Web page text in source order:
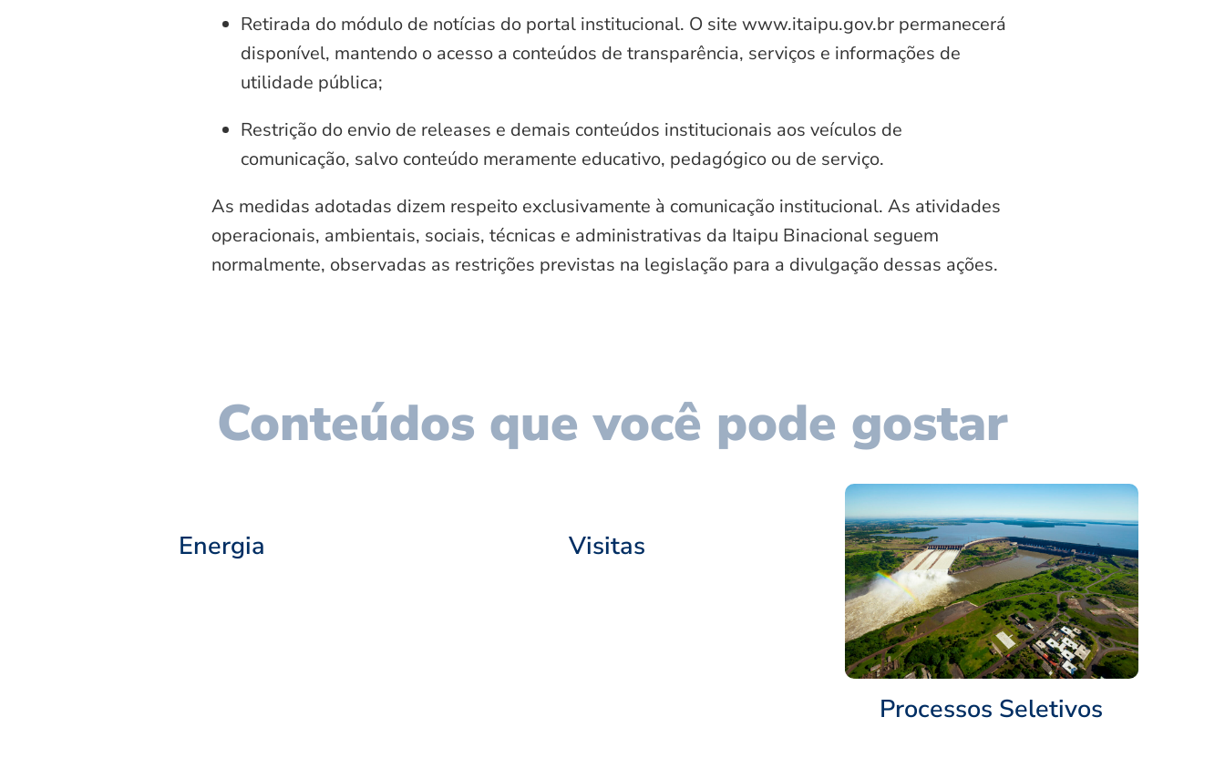
Retirada do módulo de notícias do portal institucional. O site www.itaipu.gov.br permanecerá
disponível, mantendo o acesso a conteúdos de transparência, serviços e informações de
utilidade pública;
Restrição do envio de releases e demais conteúdos institucionais aos veículos de
comunicação, salvo conteúdo meramente educativo, pedagógico ou de serviço.
As medidas adotadas dizem respeito exclusivamente à comunicação institucional. As atividades
operacionais, ambientais, sociais, técnicas e administrativas da Itaipu Binacional seguem
normalmente, observadas as restrições previstas na legislação para a divulgação dessas ações.
Conteúdos que você pode gostar
Energia Visitas
Processos Seletivos